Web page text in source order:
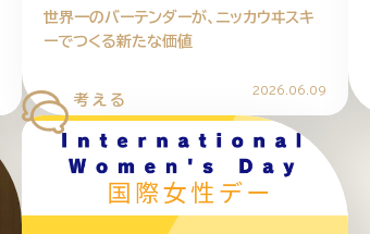
世界一のバーテンダーが、ニッカウヰスキ
ーでつくる新たな価値
2026.06.09